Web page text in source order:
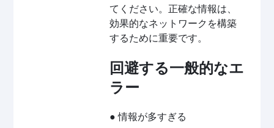
てください。正確な情報は、
効果的なネットワークを構築
するために重要です。
回避する一般的なエ
ラー
● 情報が多すぎる